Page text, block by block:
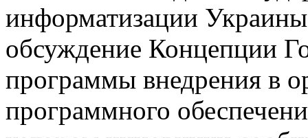
информатизации
обсуждение Концепции
программы внедрения в
программного